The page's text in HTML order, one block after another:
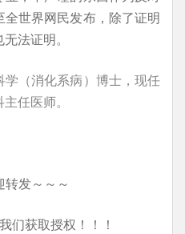
世界网民发布，除了证明
法证明。
（消化系病）博士，现任
任医师。
转发～～～
们获取授权！！！